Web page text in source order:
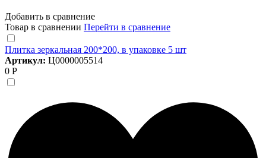
Добавить в сравнение
Товар в сравнении Перейти в сравнение
Плитка зеркальная 200*200, в упаковке 5 шт
Артикул: Ц0000005514
0 Р